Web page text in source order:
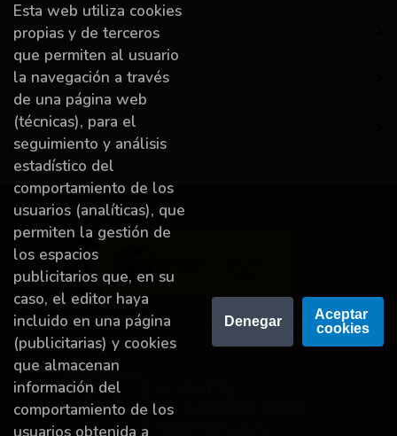
Información
Destacado
Mi cuenta
Proyecto financiado por la Dirección General del
Libro y Fomento de la Lectura, Ministerio de
Cultura y Deporte.
Esta web utiliza cookies
propias y de terceros
que permiten al usuario
la navegación a través
de una página web
(técnicas), para el
seguimiento y análisis
estadístico del
comportamiento de los
usuarios (analíticas), que
permiten la gestión de
los espacios
publicitarios que, en su
caso, el editor haya
incluido en una página
(publicitarias) y cookies
que almacenan
información del
comportamiento de los
Denegar
Aceptar
cookies